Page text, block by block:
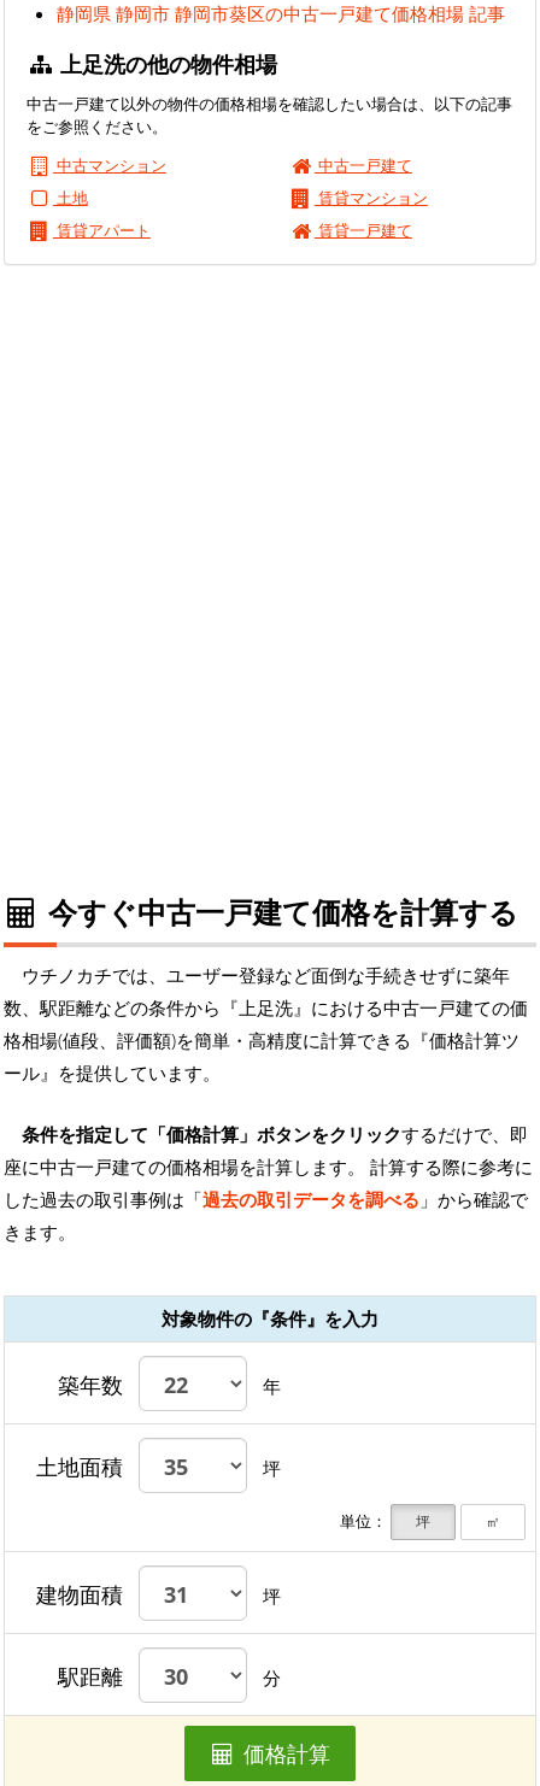
静岡県 静岡市 静岡市葵区の中古一戸建て価格相場 記事
上足洗の他の物件相場
中古一戸建て以外の物件の価格相場を確認したい場合は、以下の記事
をご参照ください。
中古マンション
中古一戸建て
土地
賃貸マンション
賃貸アパート
賃貸一戸建て
今すぐ中古一戸建て価格を計算する
ウチノカチでは、ユーザー登録など面倒な手続きせずに築年
数、駅距離などの条件から『上足洗』における中古一戸建ての価
格相場(値段、評価額)を簡単・高精度に計算できる『価格計算ツ
ール』を提供しています。
条件を指定して「価格計算」ボタンをクリックするだけで、即
座に中古一戸建ての価格相場を計算します。 計算する際に参考に
した過去の取引事例は「過去の取引データを調べる 」から確認で
きます。
対象物件の『条件』を入力
築年数 年
土地面積 坪
単位： 坪 ㎡
建物面積 坪
駅距離 分
価格計算